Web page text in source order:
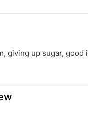
giving up sugar, good